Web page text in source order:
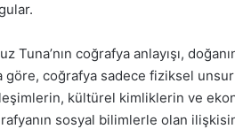
Tuna’nın coğrafya anlayışı,
göre, coğrafya sadece fiziksel
kültürel kimliklerin ve
sosyal bilimlerle olan